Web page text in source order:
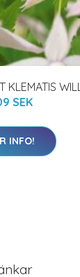
KLEMATIS
SEK
INFO!